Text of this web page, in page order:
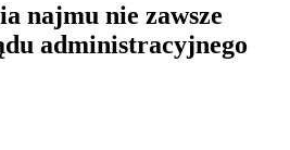
najmu nie zawsze
administracyjnego